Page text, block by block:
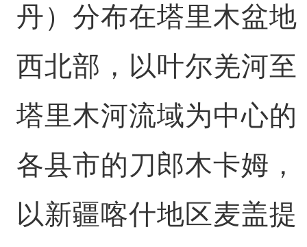
丹）分布在塔里木盆地
西北部，以叶尔羌河至
塔里木河流域为中心的
各县市的刀郎木卡姆，
以新疆喀什地区麦盖提